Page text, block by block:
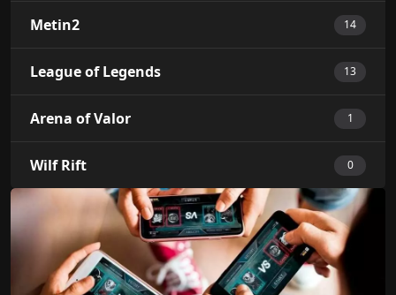
Metin2 14
League of Legends 13
Arena of Valor 1
Wilf Rift 0